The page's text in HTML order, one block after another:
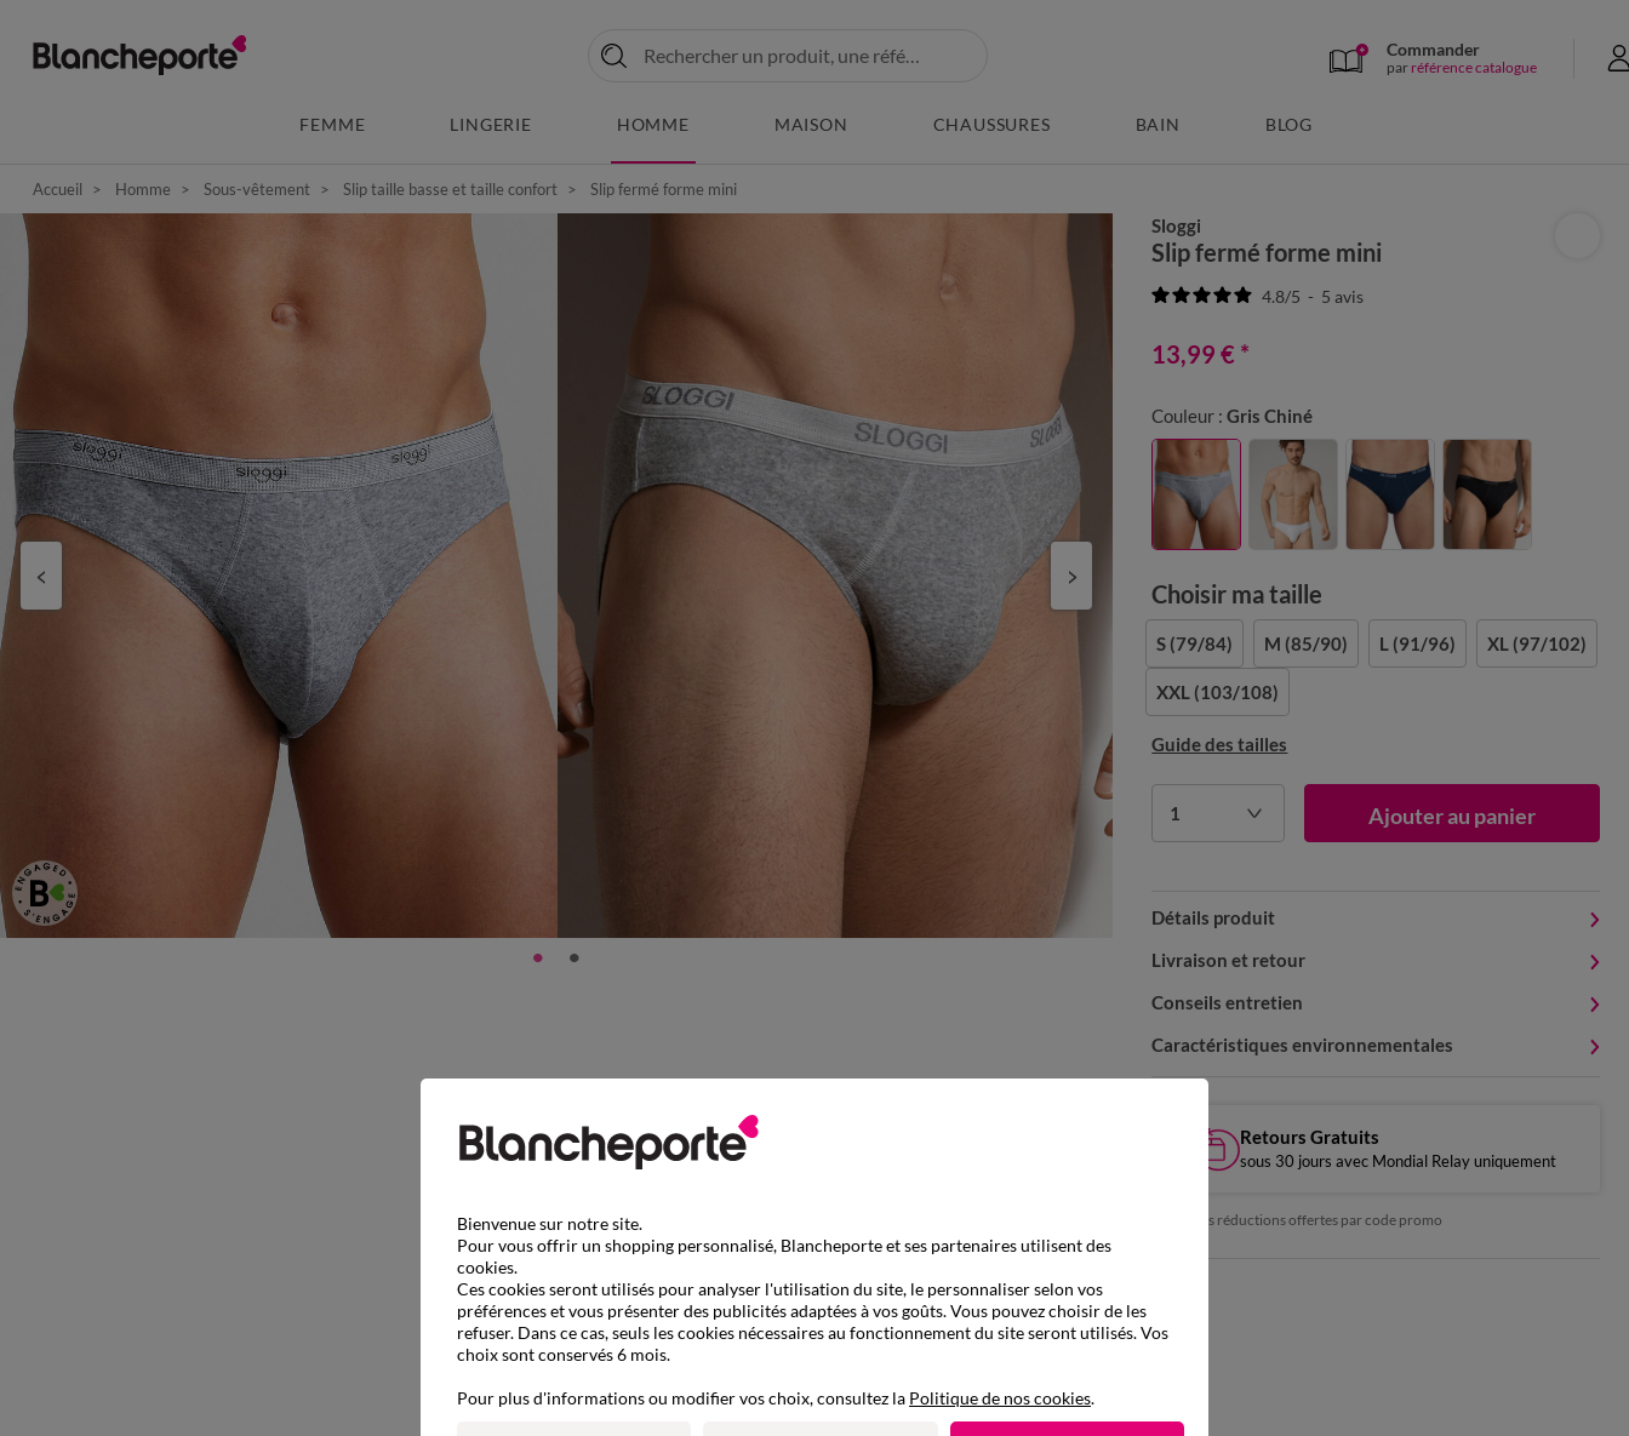
Commander
par référence catalogue
FEMME LINGERIE HOMME MAISON CHAUSSURES BAIN BLOG
Accueil Homme Sous-vêtement Slip taille basse et taille confort Slip fermé forme mini
Sloggi
Slip fermé forme mini
4.8/5 - 5avis
13,99 € *
Couleur : Gris Chiné
Choisir ma taille
S (79/84) M (85/90) L (91/96) XL (97/102)
XXL (103/108)
Guide des tailles
1 Ajouter au panier
Détails produit
Livraison et retour
Conseils entretien
Caractéristiques environnementales
Retours Gratuits
sous 30 jours avec Mondial Relay uniquement
*exclu des réductions offertes par code promo
D'autres idées de Slip taille basse et taille confort
Bienvenue sur notre site.
Pour vous offrir un shopping personnalisé, Blancheporte et ses partenaires utilisent des
cookies.
Ces cookies seront utilisés pour analyser l'utilisation du site, le personnaliser selon vos
préférences et vous présenter des publicités adaptées à vos goûts. Vous pouvez choisir de les
refuser. Dans ce cas, seuls les cookies nécessaires au fonctionnement du site seront utilisés. Vos
choix sont conservés 6 mois.
Pour plus d'informations ou modifier vos choix, consultez la Politique de nos cookies.